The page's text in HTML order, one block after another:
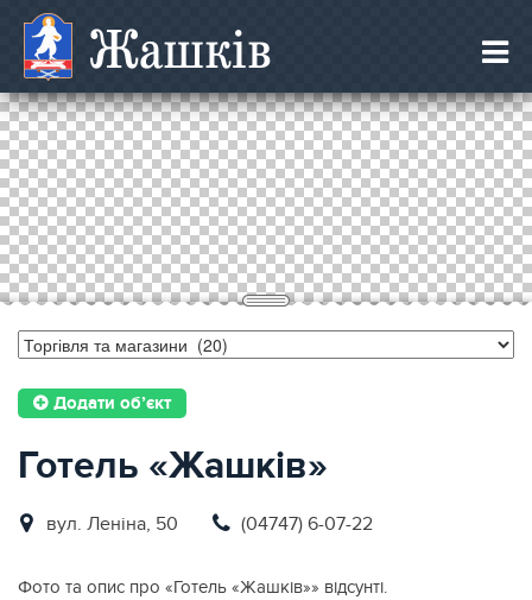
Жашків
Додати об’єкт
Готель «Жашків»
вул. Леніна, 50 (04747) 6-07-22
Фото та опис про «Готель «Жашків»» відсунті.